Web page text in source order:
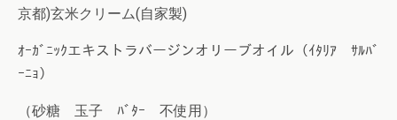
京都)玄米クリーム(自家製)
ｵｰｶﾞﾆｯｸエキストラバージンオリーブオイル（ｲﾀﾘｱ ｻﾙﾊﾞ
ｰﾆｮ）
（砂糖 玉子 ﾊﾞﾀｰ 不使用）